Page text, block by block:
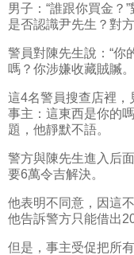
男子：“誰跟你買金？
是否認識尹先生？對方
警員對陳先生說：“你
嗎？你涉嫌收藏賊贓。
這4名警員搜查店裡，
事主：這東西是你的
題，他靜默不語。
警方與陳先生進入后
要6萬令吉解決。
他表明不同意，因這
他告訴警方只能借出
但是，事主受促把所